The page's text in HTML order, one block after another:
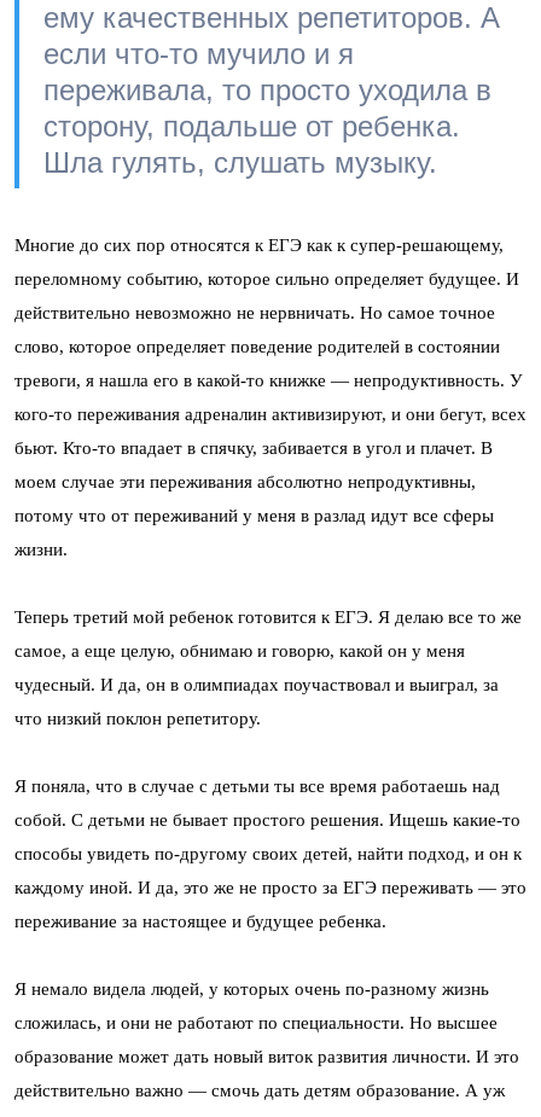
ему качественных репетиторов. А
если что-то мучило и я
переживала, то просто уходила в
сторону, подальше от ребенка.
Шла гулять, слушать музыку.
Многие до сих пор относятся к ЕГЭ как к супер-решающему,
переломному событию, которое сильно определяет будущее. И
действительно невозможно не нервничать. Но самое точное
слово, которое определяет поведение родителей в состоянии
тревоги, я нашла его в какой-то книжке — непродуктивность. У
кого-то переживания адреналин активизируют, и они бегут, всех
бьют. Кто-то впадает в спячку, забивается в угол и плачет. В
моем случае эти переживания абсолютно непродуктивны,
потому что от переживаний у меня в разлад идут все сферы
жизни.
Теперь третий мой ребенок готовится к ЕГЭ. Я делаю все то же
самое, а еще целую, обнимаю и говорю, какой он у меня
чудесный. И да, он в олимпиадах поучаствовал и выиграл, за
что низкий поклон репетитору.
Я поняла, что в случае с детьми ты все время работаешь над
собой. С детьми не бывает простого решения. Ищешь какие-то
способы увидеть по-другому своих детей, найти подход, и он к
каждому иной. И да, это же не просто за ЕГЭ переживать — это
переживание за настоящее и будущее ребенка.
Я немало видела людей, у которых очень по-разному жизнь
сложилась, и они не работают по специальности. Но высшее
образование может дать новый виток развития личности. И это
действительно важно — смочь дать детям образование. А уж